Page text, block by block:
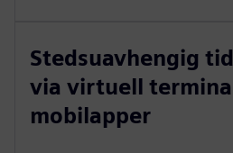
Stedsuavhengig
via virtuell
mobilapper